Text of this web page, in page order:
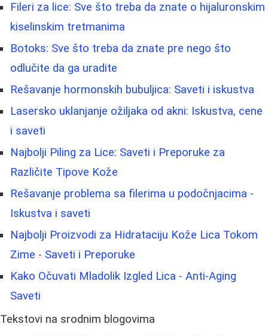
Fileri za lice: Sve što treba da znate o hijaluronskim
kiselinskim tretmanima
Botoks: Sve što treba da znate pre nego što
odlučite da ga uradite
Rešavanje hormonskih bubuljica: Saveti i iskustva
Lasersko uklanjanje ožiljaka od akni: Iskustva, cene
i saveti
Najbolji Piling za Lice: Saveti i Preporuke za
Različite Tipove Kože
Rešavanje problema sa filerima u podočnjacima -
Iskustva i saveti
Najbolji Proizvodi za Hidrataciju Kože Lica Tokom
Zime - Saveti i Preporuke
Kako Očuvati Mladolik Izgled Lica - Anti-Aging
Saveti
Tekstovi na srodnim blogovima